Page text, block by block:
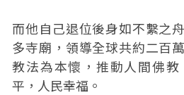
而他自己退位後身如不繫之
多寺廟，領導全球共約二百
教法為本懷，推動人間佛
平，人民幸福。